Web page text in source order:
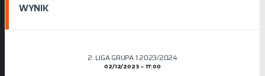
WYNIK
2. LIGA GRUPA 1 2023/2024
02/12/2023 17:00